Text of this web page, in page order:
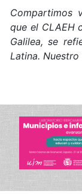
Compartimos
que el CLAEH
Galilea, se
Latina.